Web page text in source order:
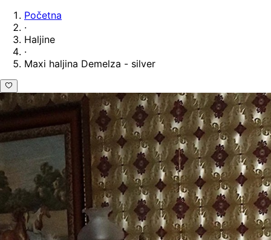
Početna
·
Haljine
·
Maxi haljina Demelza - silver